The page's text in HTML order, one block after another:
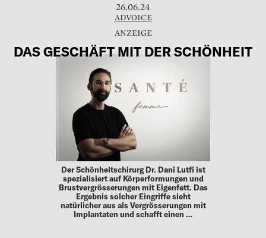
26.06.24
ADVOICE
DAS GESCHÄFT MIT DER SCHÖNHEIT
Der Schönheitschirurg Dr. Dani Lutfi ist
spezialisiert auf Körperformungen und
Brustvergrösserungen mit Eigenfett. Das
Ergebnis solcher Eingriffe sieht
natürlicher aus als Vergrösserungen mit
Implantaten und schafft einen …